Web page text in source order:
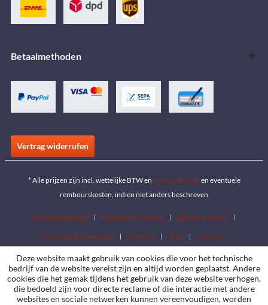
Betaalmethoden
Vertrag widerrufen
* Alle prijzen zijn incl. wettelijke BTW en verzendkosten en eventuele
rembourskosten, indien niet anders beschreven
Downloadgebied Handelaar zoeken
Dealer worden
Catalogi downloaden
Contact Jobs Locaties
Deze website maakt gebruik van cookies die voor het technische
bedrijf van de website vereist zijn en altijd worden geplaatst. Andere
cookies die het gemak tijdens het gebruik van deze website verhogen,
die bedoeld zijn voor directe reclame of die interactie met andere
websites en sociale netwerken kunnen vereenvoudigen, worden